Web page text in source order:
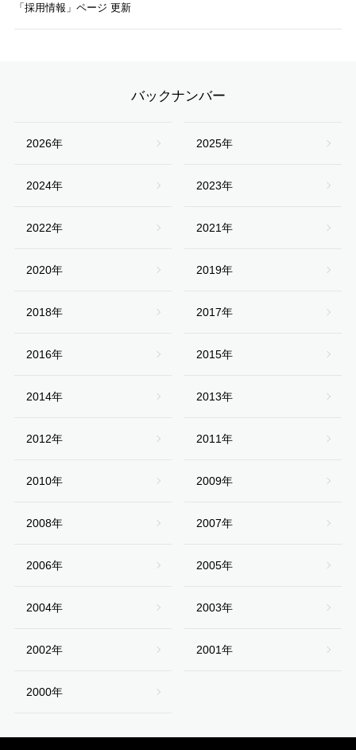
「採用情報」ページ 更新
バックナンバー
2026年 2025年
2024年 2023年
2022年 2021年
2020年 2019年
2018年 2017年
2016年 2015年
2014年 2013年
2012年 2011年
2010年 2009年
2008年 2007年
2006年 2005年
2004年 2003年
2002年 2001年
2000年